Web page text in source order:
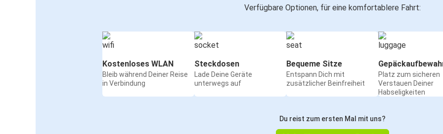
Verfügbare Optionen, für eine komfortablere Fahrt:
Kostenloses WLAN
Bleib während Deiner Reise
in Verbindung
Steckdosen
Lade Deine Geräte
unterwegs auf
Bequeme Sitze
Entspann Dich mit
zusätzlicher Beinfreiheit
Platz zum sicheren
Verstauen Deiner
Habseligkeiten
Du reist zum ersten Mal mit uns?